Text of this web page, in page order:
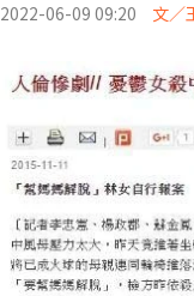
2022-06-09 09:20 文／